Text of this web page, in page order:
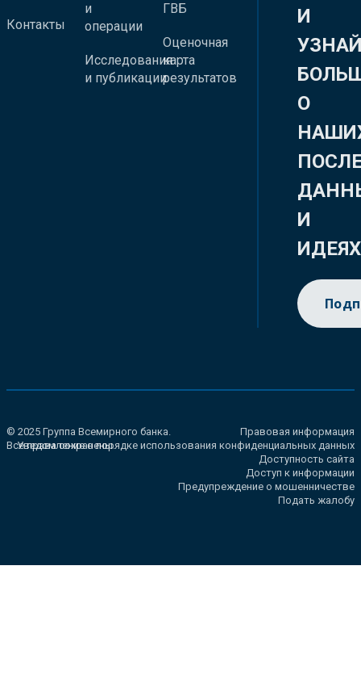
Контакты
и
операции
Исследования
и публикации
ГВБ
Оценочная
карта
результатов
И
О
И
ИДЕЯХ
© 2025 Группа Всемирного банка.
Все права сохранены.
Правовая информация
Уведомление о порядке использования конфиденциальных данных
Доступность сайта
Доступ к информации
Предупреждение о мошенничестве
Подать жалобу